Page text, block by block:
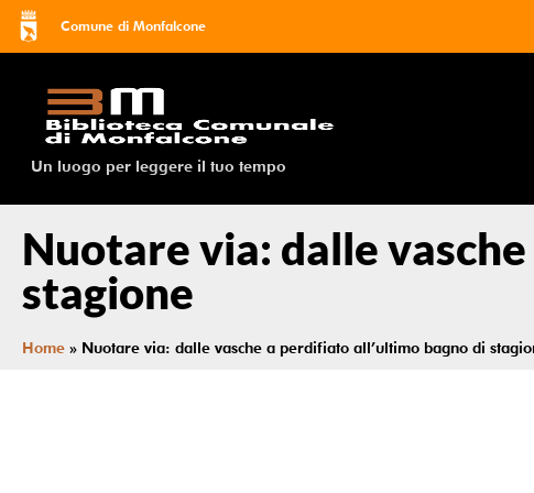
Comune di Monfalcone
Un luogo per leggere il tuo tempo
Nuotare via: dalle
stagione
Home » Nuotare via: dalle vasche a perdifiato all’ultimo bagno di